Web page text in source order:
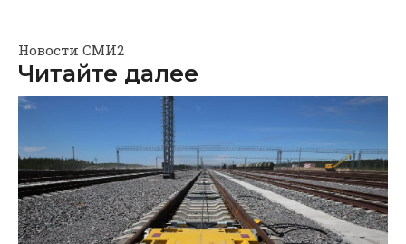
Новости СМИ2
Читайте далее